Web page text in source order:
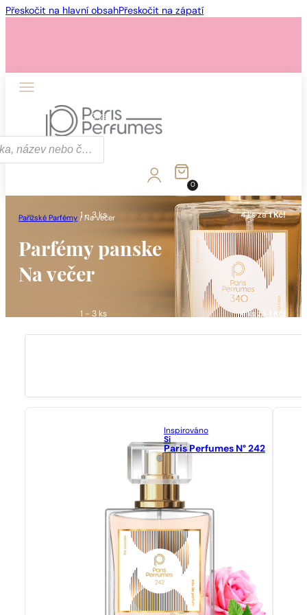
Přeskočit na hlavní obsahPřeskočit na zápatí
1 - 3 ks
1 - 3 ks 4 ks za1 Kč!
1 - 3 ks 4 ks za 1 Kč!
0
Pařížské Parfémy / Na večer
Parfémy panske
Na večer
Inspirováno
Si
Paris Perfumes N° 242